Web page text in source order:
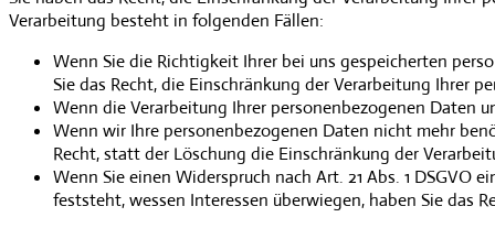
Verarbeitung besteht in folgenden Fällen:
Wenn Sie die Richtigkeit Ihrer bei uns gespeicherten
Sie das Recht, die Einschränkung der Verarbeitung Ihrer
Wenn die Verarbeitung Ihrer personenbezogenen Daten
Wenn wir Ihre personenbezogenen Daten nicht mehr
Recht, statt der Löschung die Einschränkung der
Wenn Sie einen Widerspruch nach Art. 21 Abs. 1
feststeht, wessen Interessen überwiegen, haben Sie das